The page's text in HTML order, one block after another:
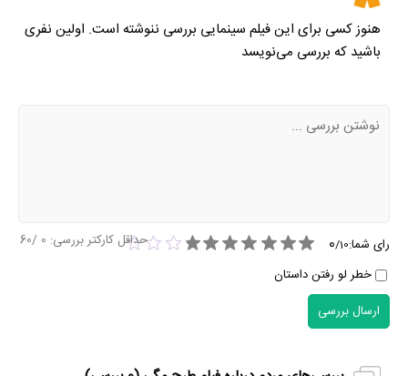
هنوز کسی برای این فیلم سینمایی بررسی ننوشته است. اولین نفری
باشید که بررسی می‌نویسد
رای شما: 0/10
خطر لو رفتن داستان
حداقل کارکتر بررسی: 0
/60
ارسال بررسی